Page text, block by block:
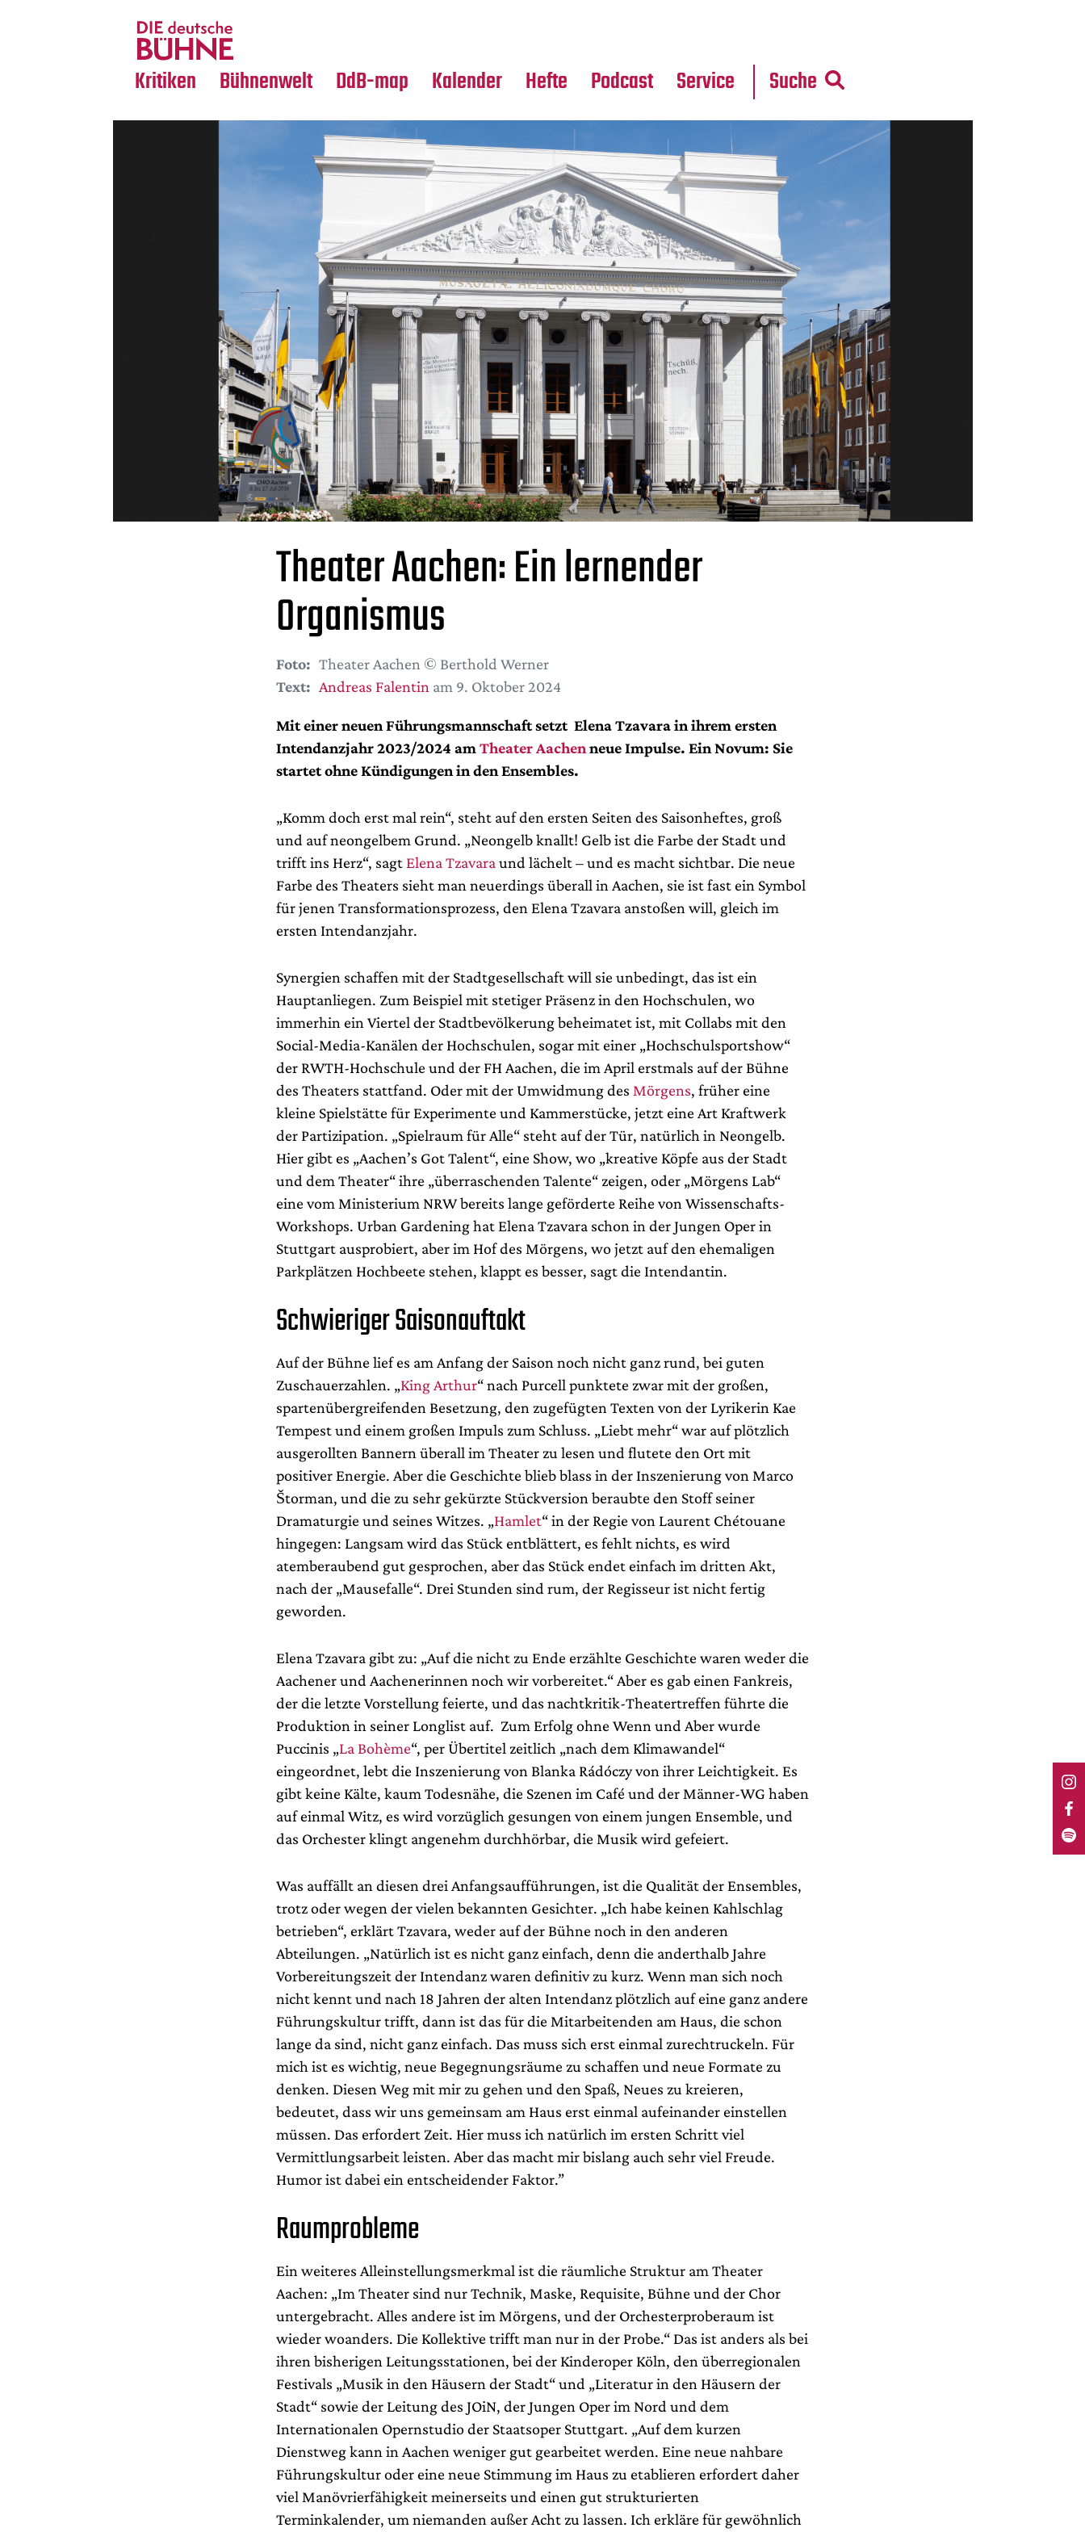
Kritiken
Crossover
Bühnenwelt
Medientipps
DdB-map Kalender Hefte Podcast Service Suche
Theater Aachen: Ein lernender
Organismus
Foto: Theater Aachen © Berthold Werner
Text: Andreas Falentinam 9. Oktober 2024
Mit einer neuen Führungsmannschaft setzt Elena Tzavara in ihrem ersten
Intendanzjahr 2023/2024 amTheater Aachenneue Impulse. Ein Novum: Sie
startet ohne Kündigungen in den Ensembles.
„Komm doch erst mal rein“, steht auf den ersten Seiten des Saisonheftes, groß
und auf neongelbem Grund. „Neongelb knallt! Gelb ist die Farbe der Stadt und
trifft ins Herz“, sagt Elena Tzavaraund lächelt – und es macht sichtbar. Die neue
Farbe des Theaters sieht man neuerdings überall in Aachen, sie ist fast ein Symbol
für jenen Transformationsprozess, den Elena Tzavara anstoßen will, gleich im
ersten Intendanzjahr.
Synergien schaffen mit der Stadtgesellschaft will sie unbedingt, das ist ein
Hauptanliegen. Zum Beispiel mit stetiger Präsenz in den Hochschulen, wo
immerhin ein Viertel der Stadtbevöl­kerung beheimatet ist, mit Collabs mit den
Social-Media-Kanälen der Hochschulen, sogar mit einer „Hochschulsportshow“
der RWTH-Hochschule und der FH Aachen, die im April erstmals auf der Bühne
des Theaters stattfand. Oder mit der Umwidmung des Mörgens, früher eine
kleine Spielstätte für Experimente und Kammerstücke, jetzt eine Art Kraftwerk
der Partizipation. „Spielraum für Alle“ steht auf der Tür, natürlich in Neongelb.
Hier gibt es „Aachen’s Got Talent“, eine Show, wo „kreative Köpfe aus der Stadt
und dem Theater“ ihre „überraschenden Talente“ zeigen, oder „Mörgens Lab“
eine vom Ministerium NRW bereits lange geförderte Reihe von Wissenschafts-
Workshops. Urban Gardening hat Elena Tzavara schon in der Jungen Oper in
Stuttgart ausprobiert, aber im Hof des Mörgens, wo jetzt auf den ehemaligen
Parkplätzen Hochbeete stehen, klappt es besser, sagt die Intendantin.
Schwieriger Saisonauftakt
Auf der Bühne lief es am Anfang der Saison noch nicht ganz rund, bei guten
Zuschauerzahlen. „King Arthur“ nach Purcell punktete zwar mit der großen,
spartenübergreifenden Besetzung, den zugefügten Texten von der Lyrikerin Kae
Tempest und einem großen Impuls zum Schluss. „Liebt mehr“ war auf plötzlich
ausgerollten Bannern überall im Theater zu lesen und flutete den Ort mit
positiver Energie. Aber die Geschichte blieb blass in der Inszenierung von Marco
Štorman, und die zu sehr gekürzte Stückversion beraubte den Stoff seiner
Dramaturgie und seines Witzes. „Hamlet“ in der Regie von Laurent Chétouane
hingegen: Langsam wird das Stück entblättert, es fehlt nichts, es wird
atemberaubend gut gesprochen, aber das Stück endet einfach im dritten Akt,
nach der „Mausefalle“. Drei Stunden sind rum, der Regisseur ist nicht fertig
geworden.
Elena Tzavara gibt zu: „Auf die nicht zu Ende erzählte Geschichte waren weder die
Aachener und Aachenerinnen noch wir vorbereitet.“ Aber es gab einen Fankreis,
der die letzte Vorstellung feierte, und das nachtkritik-Theatertreffen führte die
Produktion in seiner Longlist auf. Zum Erfolg ohne Wenn und Aber wurde
Puccinis „La Bohème“, per Übertitel zeitlich „nach dem Klimawandel“
eingeordnet, lebt die Inszenierung von Blanka Rádóczy von ihrer Leichtigkeit. Es
gibt keine Kälte, kaum Todesnähe, die Szenen im Café und der Männer-WG haben
auf einmal Witz, es wird vorzüglich gesungen von einem jungen Ensemble, und
das Orchester klingt angenehm durchhörbar, die Musik wird gefeiert.
Was auffällt an diesen drei Anfangsaufführungen, ist die Qualität der Ensembles,
trotz oder wegen der vielen bekannten Gesichter. „Ich habe keinen Kahlschlag
betrieben“, erklärt Tzavara, weder auf der Bühne noch in den anderen
Abteilungen. „Natürlich ist es nicht ganz einfach, denn die anderthalb Jahre
Vorbereitungszeit der Intendanz waren definitiv zu kurz. Wenn man sich noch
nicht kennt und nach 18 Jahren der alten Intendanz plötzlich auf eine ganz andere
Führungskultur trifft, dann ist das für die Mitarbeitenden am Haus, die schon
lange da sind, nicht ganz einfach. Das muss sich erst einmal zurechtruckeln. Für
mich ist es wichtig, neue Begegnungsräume zu schaffen und neue Formate zu
denken. Diesen Weg mit mir zu gehen und den Spaß, Neues zu kreieren,
bedeutet, dass wir uns gemeinsam am Haus erst einmal aufeinander einstellen
müssen. Das erfordert Zeit. Hier muss ich natürlich im ersten Schritt viel
Vermittlungsarbeit leisten. Aber das macht mir bislang auch sehr viel Freude.
Humor ist dabei ein entscheidender Faktor.”
Raumprobleme
Ein weiteres Alleinstellungsmerkmal ist die räumliche Struktur am Theater
Aachen: „Im Theater sind nur Technik, Maske, Requisite, Bühne und der Chor
untergebracht. Alles andere ist im Mörgens, und der Orchesterproberaum ist
wieder woanders. Die Kollektive trifft man nur in der Probe.“ Das ist anders als bei
ihren bisherigen Leitungsstationen, bei der Kinderoper Köln, den überregionalen
Festivals „Musik in den Häusern der Stadt“ und „Literatur in den Häusern der
Stadt“ sowie der Leitung des JOiN, der Jungen Oper im Nord und dem
Internationalen Opernstudio der Staatsoper Stuttgart. „Auf dem kurzen
Dienstweg kann in Aachen weniger gut gearbeitet werden. Eine neue nahbare
Führungskultur oder eine neue Stimmung im Haus zu etablieren erfordert daher
viel Manövrierfähigkeit meinerseits und einen gut strukturierten
Terminkalender, um niemanden außer Acht zu lassen. Ich erkläre für gewöhnlich